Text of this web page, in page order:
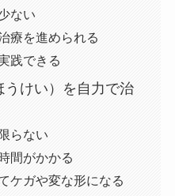
ない
療を進められる
践できる
けい）を自力で治
らない
間がかかる
ケガや変な形になる